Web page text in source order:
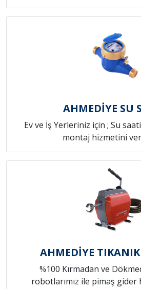
AHMEDİYE SU
Ev ve İş Yerleriniz için ; Su
montaj hizmetini
AHMEDİYE
%100 Kırmadan ve
robotlarımız ile pimaş gider